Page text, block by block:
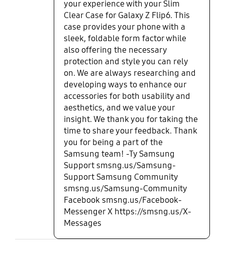
your experience with your Slim
Clear Case for Galaxy Z Flip6. This
case provides your phone with a
sleek, foldable form factor while
also offering the necessary
protection and style you can rely
on. We are always researching and
developing ways to enhance our
accessories for both usability and
aesthetics, and we value your
insight. We thank you for taking the
time to share your feedback. Thank
you for being a part of the
Samsung team! -Ty Samsung
Support smsng.us/Samsung-
Support Samsung Community
smsng.us/Samsung-Community
Facebook smsng.us/Facebook-
Messenger X https://smsng.us/X-
Messages